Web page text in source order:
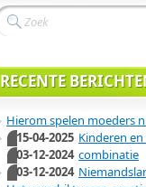
RECENTE
Hierom spelen moeders
15-04-2025 Kinderen
combinatie
03-12-2024
03-12-2024